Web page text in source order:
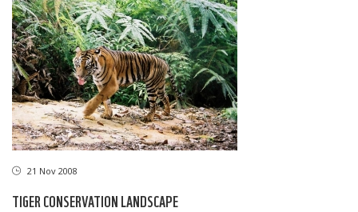
21 Nov 2008
TIGER CONSERVATION LANDSCAPE